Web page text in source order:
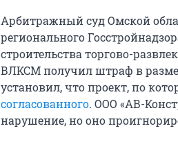
Арбитражный суд Омской
регионального
строительства торгово-
ВЛКСМ получил штраф в
установил, что проект, по
согласованного. ООО «АВ-
нарушение, но оно